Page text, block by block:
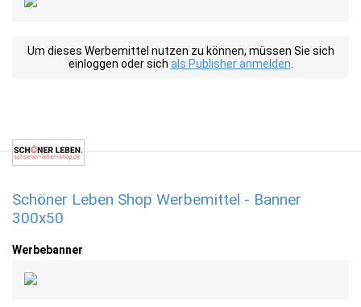
Um dieses Werbemittel nutzen zu können, müssen Sie sich
einloggen oder sich als Publisher anmelden
Schöner Leben Shop Werbemittel - Banner
300x50
Werbebanner